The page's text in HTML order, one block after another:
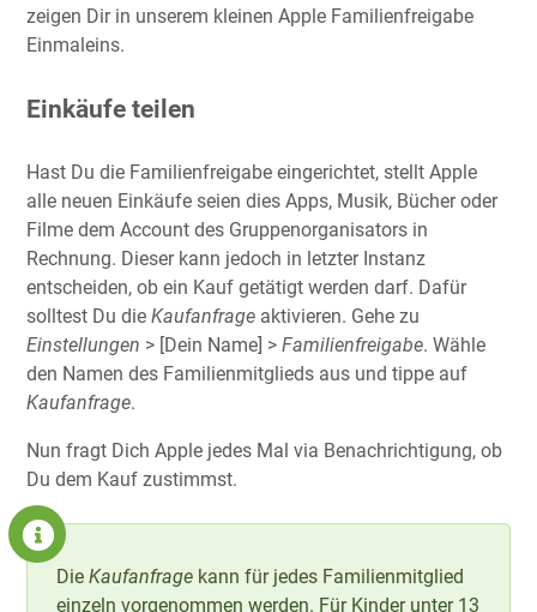
zeigen Dir in unserem kleinen Apple Familienfreigabe
Einmaleins.
Einkäufe teilen
Hast Du die Familienfreigabe eingerichtet, stellt Apple
alle neuen Einkäufe seien dies Apps, Musik, Bücher oder
Filme dem Account des Gruppenorganisators in
Rechnung. Dieser kann jedoch in letzter Instanz
entscheiden, ob ein Kauf getätigt werden darf. Dafür
solltest Du die Kaufanfrage aktivieren. Gehe zu
Einstellungen > [Dein Name] > Familienfreigabe. Wähle
den Namen des Familienmitglieds aus und tippe auf
Kaufanfrage.
Nun fragt Dich Apple jedes Mal via Benachrichtigung, ob
Du dem Kauf zustimmst.
Die Kaufanfrage kann für jedes Familienmitglied
einzeln vorgenommen werden. Für Kinder unter 13